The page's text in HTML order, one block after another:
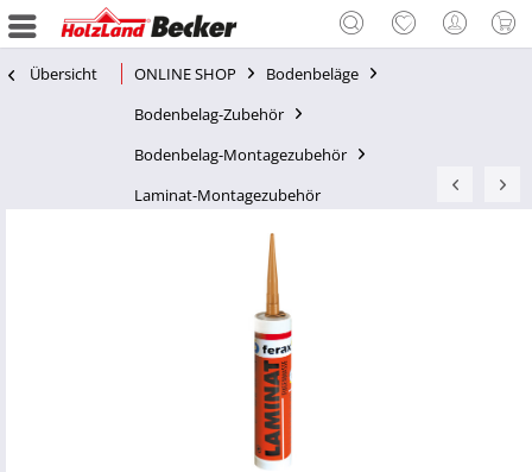
Übersicht ONLINE SHOP
Bodenbeläge
Bodenbelag-Zubehör
Bodenbelag-Montagezubehör
Laminat-Montagezubehör